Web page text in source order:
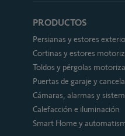
PRODUCTOS
Persianas y estores
Cortinas y estores
Toldos y pérgolas
Puertas de garaje y
Cámaras, alarmas y
Calefacción e iluminación
Smart Home y